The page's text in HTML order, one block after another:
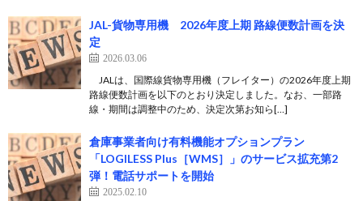
JAL-貨物専用機 2026年度上期 路線便数計画を決
定
2026.03.06
JALは、国際線貨物専用機（フレイター）の2026年度上期
路線便数計画を以下のとおり決定しました。なお、一部路
線・期間は調整中のため、決定次第お知ら[…]
倉庫事業者向け有料機能オプションプラン
「LOGILESS Plus［WMS］」のサービス拡充第2
弾！電話サポートを開始
2025.02.10